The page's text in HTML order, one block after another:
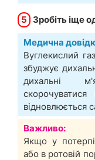
5 Зробіть іще
Медична
Вуглекислий
збуджує
дихальні
відновлюється
Важливо:
Якщо у
або в ротовій